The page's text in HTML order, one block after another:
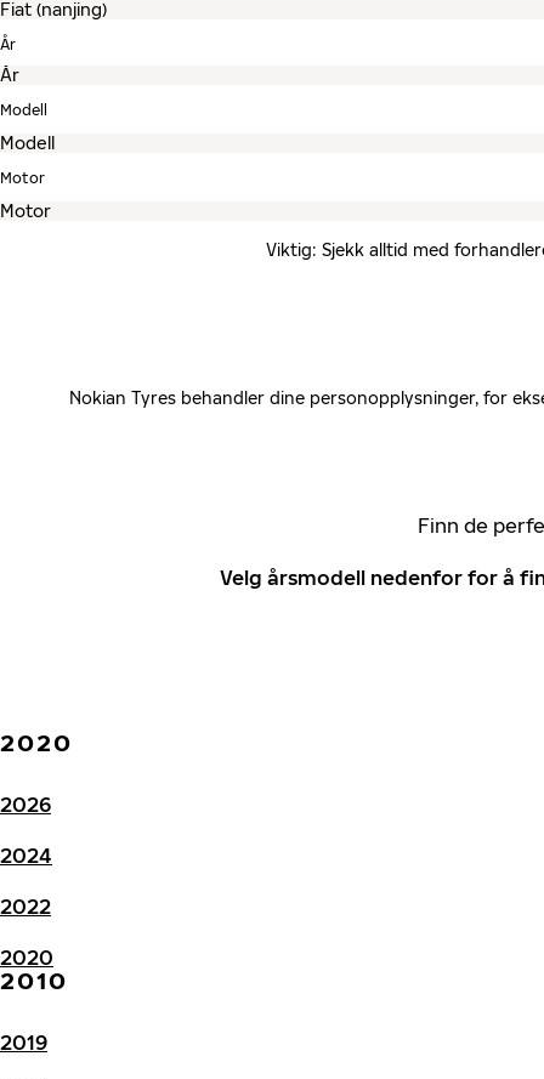
År
Modell
Motor
Viktig: Sjekk alltid med
Nokian Tyres behandler dine personopplysninger, for
Finn de
Velg årsmodell nedenfor for å
2020
2026
2024
2022
2020
2010
2019